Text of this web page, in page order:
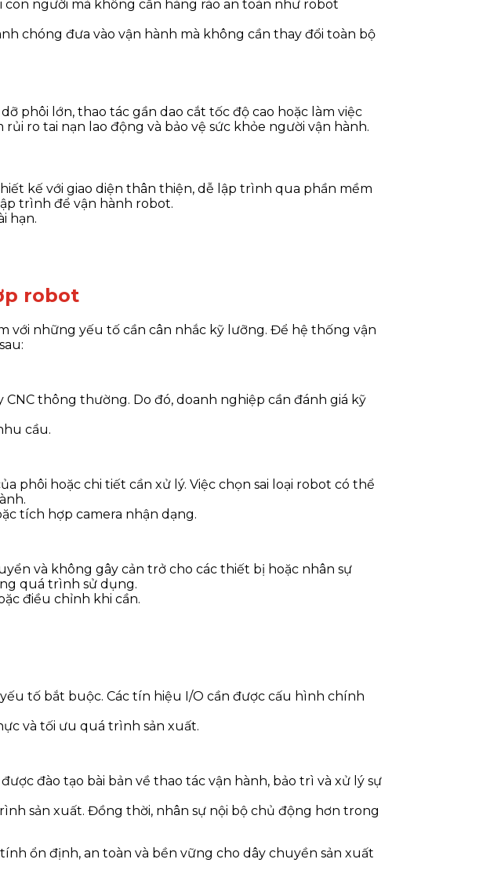
người mà không cần hàng rào an toàn như robot
chóng đưa vào vận hành mà không cần thay đổi toàn bộ
phôi lớn, thao tác gần dao cắt tốc độ cao hoặc làm việc
ro tai nạn lao động và bảo vệ sức khỏe người vận hành.
kế với giao diện thân thiện, dễ lập trình qua phần mềm
trình để vận hành robot.
hạn.
robot
với những yếu tố cần cân nhắc kỹ lưỡng. Để hệ thống vận
thông thường. Do đó, doanh nghiệp cần đánh giá kỹ
cầu.
hoặc chi tiết cần xử lý. Việc chọn sai loại robot có thể
tích hợp camera nhận dạng.
và không gây cản trở cho các thiết bị hoặc nhân sự
quá trình sử dụng.
điều chỉnh khi cần.
tố bắt buộc. Các tín hiệu I/O cần được cấu hình chính
và tối ưu quá trình sản xuất.
đào tạo bài bản về thao tác vận hành, bảo trì và xử lý sự
sản xuất. Đồng thời, nhân sự nội bộ chủ động hơn trong
ổn định, an toàn và bền vững cho dây chuyền sản xuất